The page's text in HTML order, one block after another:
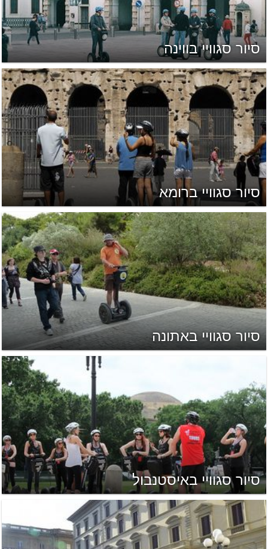
סיור סגוויי בווינה
סיור סגוויי ברומא
סיור סגוויי באתונה
סיור סגוויי באיסטנבול